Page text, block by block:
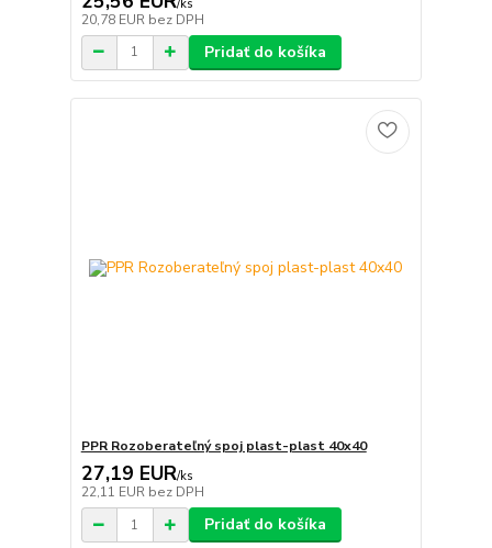
/ks
20,78 EUR bez DPH
Pridať do košíka
PPR Rozoberateľný spoj plast-plast 40x40
27,19 EUR/ks
22,11 EUR bez DPH
Pridať do košíka